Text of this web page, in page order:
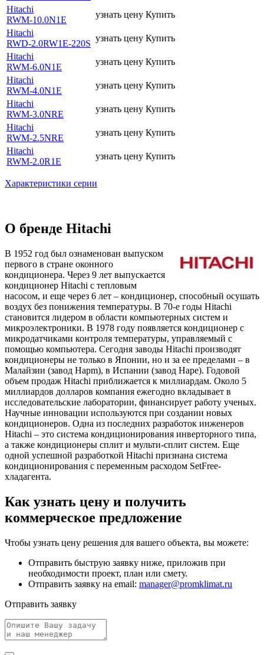
Hitachi
RWM-10.0N1E
узнать цену Купить
Hitachi
RWD-2.0RW1E-220S
узнать цену Купить
Hitachi
RWM-6.0N1E
узнать цену Купить
Hitachi
RWM-4.0N1E
узнать цену Купить
Hitachi
RWM-3.0NRE
узнать цену Купить
Hitachi
RWM-2.5NRE
узнать цену Купить
Hitachi
RWM-2.0R1E
узнать цену Купить
Характеристики серии
О бренде Hitachi
В 1952 год был ознаменован выпуском
первого в стране оконного
кондиционера. Через 9 лет выпускается
кондиционер Hitachi с тепловым
насосом, и еще через 6 лет – кондиционер, способный осушать
воздух без понижения температуры. В 70-е годы Hitachi
становится лидером в области компьютерных систем и
микроэлектроники. В 1978 году появляется кондиционер с
микродатчиками контроля температуры, управляемый с
помощью компьютера. Сегодня заводы Hitachi производят
кондиционеры не только в Японии, но и за ее пределами – в
Малайзии (завод Hapm), в Испании (завод Hape). Годовой
объем продаж Hitachi приближается к миллиардам. Около 5
миллиардов долларов компания ежегодно вкладывает в
исследовательские лаборатории, финансирует работу ученых.
Научные инновации используются при создании новых
кондиционеров. Одна из последних разработок инженеров
Hitachi – это система кондиционирования инверторного типа,
а также кондиционеры сплит и мульти-сплит систем. Еще
одной успешной разработкой Hitachi признана система
кондиционирования с переменным расходом SetFree-
хладагента.
Как узнать цену и получить
коммерческое предложение
Чтобы узнать цену решения для вашего объекта, вы можете:
Отправить быструю заявку ниже, приложив при
необходимости проект, план или смету.
Отправить заявку на email: manager@promklimat.ru
Отправить заявку